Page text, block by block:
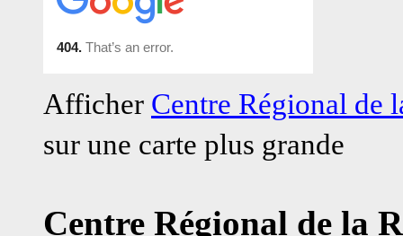
Afficher Centre Régional de
sur une carte plus grande
Centre Régional de la